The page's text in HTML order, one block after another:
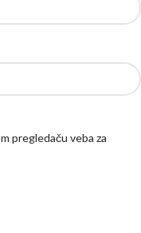
pregledaču veba za